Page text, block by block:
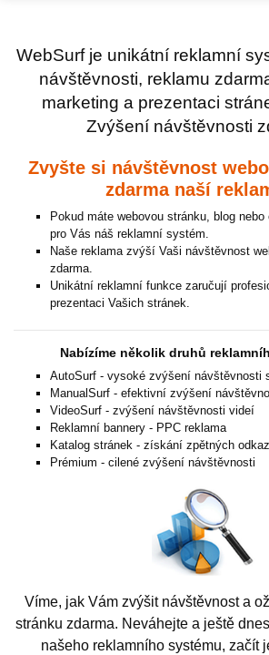
WebSurf je unikátní reklamní
návštěvnosti, reklamu
marketing a prezentaci
Zvýšení návštěvnosti
Zvyšte si návštěvnost
zdarma naší
Pokud máte webovou stránku, blog
pro Vás náš reklamní systém.
Naše reklama zvýší Vaši návštěvnost
zdarma.
Unikátní reklamní funkce zaručují
prezentaci Vašich stránek.
Nabízíme několik druhů
AutoSurf - vysoké zvýšení návštěvnosti
ManualSurf - efektivní zvýšení
VideoSurf - zvýšení návštěvnosti videí
Reklamní bannery - PPC reklama
Katalog stránek - získání zpětných
Prémium - cilené zvýšení návštěvnosti
Víme, jak Vám zvýšit návštěvnost a
stránku zdarma. Neváhejte a ještě
našeho reklamního systému, začít